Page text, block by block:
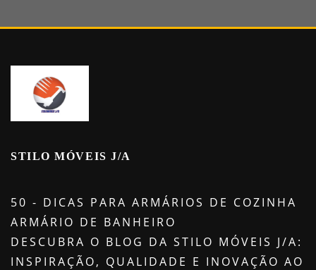
STILO MÓVEIS J/A
50 - DICAS PARA ARMÁRIOS DE COZINHA
ARMÁRIO DE BANHEIRO
DESCUBRA O BLOG DA STILO MÓVEIS J/A:
INSPIRAÇÃO, QUALIDADE E INOVAÇÃO AO